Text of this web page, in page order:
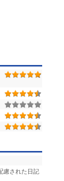
慮された日記